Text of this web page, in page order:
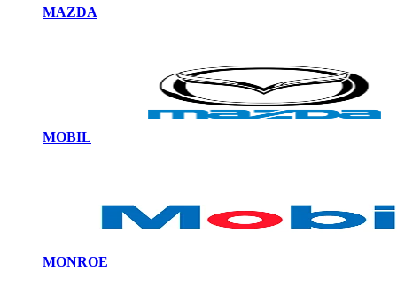
MAZDA
MOBIL
MONROE